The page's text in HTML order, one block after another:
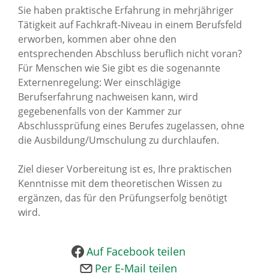
News Archiv
Sie haben praktische Erfahrung in mehrjähriger
Tätigkeit auf Fachkraft-Niveau in einem Berufsfeld
erworben, kommen aber ohne den
entsprechenden Abschluss beruflich nicht voran?
Für Menschen wie Sie gibt es die sogenannte
Externenregelung: Wer einschlägige
Berufserfahrung nachweisen kann, wird
gegebenenfalls von der Kammer zur
Abschlussprüfung eines Berufes zugelassen, ohne
die Ausbildung/Umschulung zu durchlaufen.
Ziel dieser Vorbereitung ist es, Ihre praktischen
Kenntnisse mit dem theoretischen Wissen zu
ergänzen, das für den Prüfungserfolg benötigt
wird.
Auf Facebook teilen
Per E-Mail teilen